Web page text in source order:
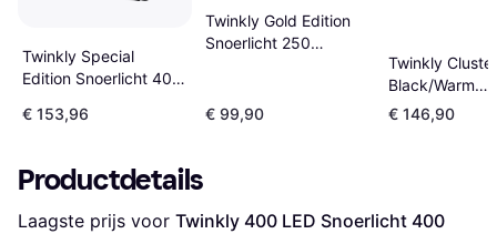
Twinkly Special
Edition Snoerlicht 400
€ 153,96
Twinkly Gold Edition
Snoerlicht 250
€ 99,90
Twinkly Cluster
Black/Warm
White/Cool
Snoerlicht 400
€ 146,90
Productdetails
Laagste prijs voor Twinkly 400 LED Snoerlicht 400